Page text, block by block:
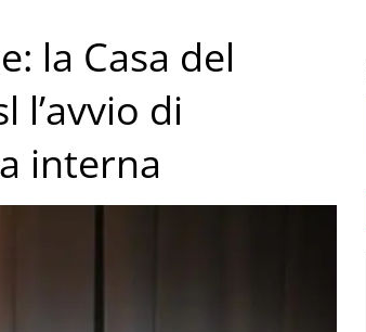
la Casa del
l’avvio di
interna